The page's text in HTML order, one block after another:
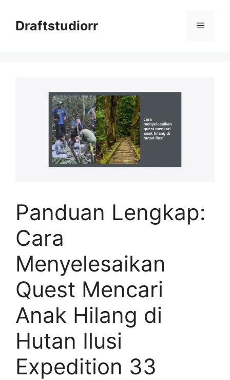
contentDraftstudiorr Menu
Panduan Lengkap:
Cara
Menyelesaikan
Quest Mencari
Anak Hilang di
Hutan Ilusi
Expedition 33